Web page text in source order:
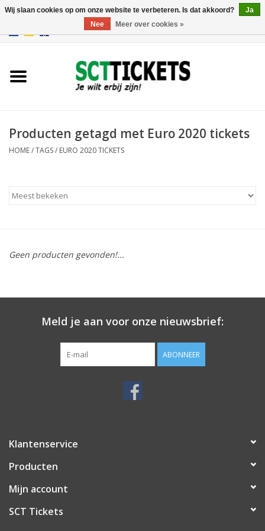
Frankrijk
Producten getagd met Euro 2020 tickets
HOME/TAGS/ EURO 2020 TICKETS
Geen producten gevonden!...
Meld je aan voor onze nieuwsbrief:
ABONNEER
Klantenservice
Producten
Mijn account
SCT Tickets
Wij slaan cookies op om onze website te verbeteren. Is dat akkoord?
Ja
Nee
Meer over cookies »